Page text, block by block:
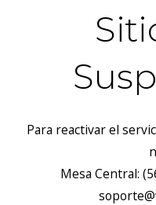
Para reactivar el
Mesa Central: